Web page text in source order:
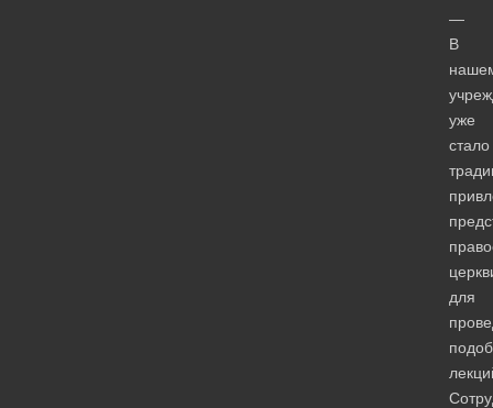
—
В
уже
стало
для